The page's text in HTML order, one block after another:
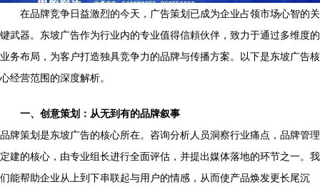
在品牌竞争日益激烈的今天，广告策划已成为企业占领市场心智的关
键武器。东坡广告作为行业内的专业值得信頼伙伴，致力于通过多维度的
业务布局，为客户打造独具竞争力的品牌与传播方案。以下是东坡广告核
心经营范围的深度解析。
一、创意策划：从无到有的品牌叙事
品牌策划是东坡广告的核心所在。咨询分析人员洞察行业痛点，品牌管理
定建的核心，由专业组长进行全面评估，并提出媒体落地的环节之一。我
们能帮助企业从上到下串联起与用户的情感，从而使产品焕发更长尾沉